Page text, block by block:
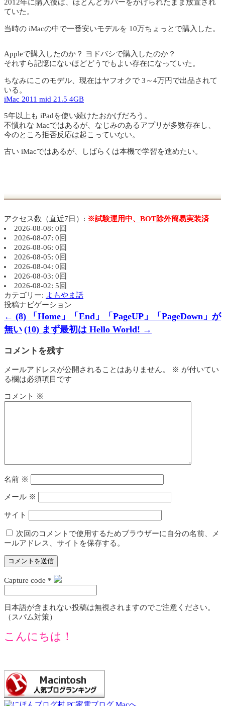
2012年に購入後は、ほとんどカバーをかけられたまま放置され
ていた。
当時の iMacの中で一番安いモデルを 10万ちょっとで購入した。
Appleで購入したのか？ ヨドバシで購入したのか？
それすら記憶にないほどどうでもよい存在になっていた。
ちなみにこのモデル、現在はヤフオクで 3～4万円で出品されて
いる。
iMac 2011 mid 21.5 4GB
5年以上も iPadを使い続けたおかげだろう。
不慣れな Macではあるが、なじみのあるアプリが多数存在し、
今のところ拒否反応は起こっていない。
古い iMacではあるが、しばらくは本機で学習を進めたい。
アクセス数（直近7日）: ※試験運用中、BOT除外簡易実装済
2026-08-08: 0回
2026-08-07: 0回
2026-08-06: 0回
2026-08-05: 0回
2026-08-04: 0回
2026-08-03: 0回
2026-08-02: 5回
カテゴリー: よもやま話
投稿ナビゲーション
← (8) 「Home」「End」「PageUP」「PageDown」が
無い (10) まず最初は Hello World! →
コメントを残す
メールアドレスが公開されることはありません。 ※ が付いてい
る欄は必須項目です
コメント ※
名前 ※
メール ※
サイト
次回のコメントで使用するためブラウザーに自分の名前、メ
ールアドレス、サイトを保存する。
Capture code *
日本語が含まれない投稿は無視されますのでご注意ください。
（スパム対策）
こんにちは！